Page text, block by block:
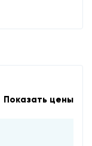
Показать цены